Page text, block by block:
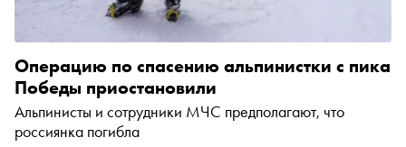
Операцию по спасению альпинистки с пика
Победы приостановили
Альпинисты и сотрудники МЧС предполагают, что
россиянка погибла